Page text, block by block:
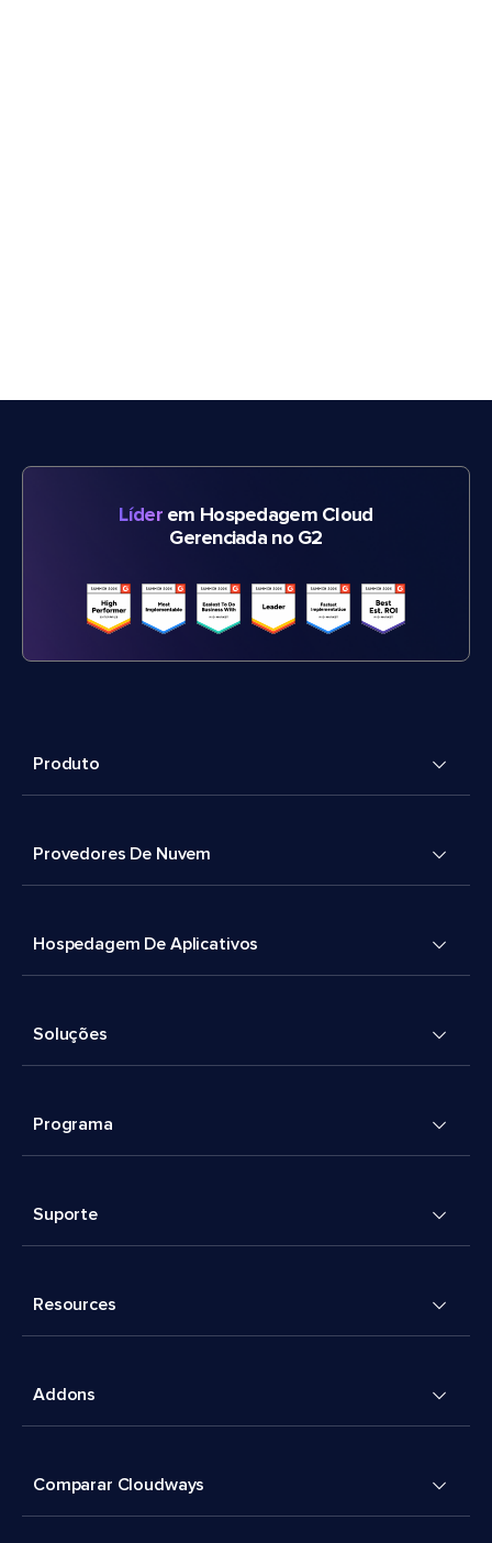
Líderem Hospedagem Cloud
Gerenciada no G2
Produto
Provedores De Nuvem
Hospedagem De Aplicativos
Soluções
Programa
Suporte
Resources
Addons
Comparar Cloudways